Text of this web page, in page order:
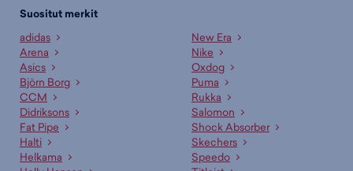
Suositut merkit
adidas
Arena
Asics
Björn Borg
CCM
Didriksons
Fat Pipe
Halti
Helkama
New Era
Nike
Oxdog
Puma
Rukka
Salomon
Shock Absorber
Skechers
Speedo